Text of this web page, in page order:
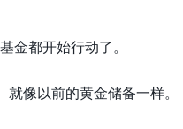
金都开始行动了。
像以前的黄金储备一样。